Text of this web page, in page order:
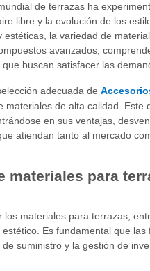
de terrazas ha
libre y la evolución de los
estéticas, la variedad de
avanzados,
buscan satisfacer las
adecuada de
materiales de alta calidad.
en sus ventajas,
atiendan tanto al mercado
materiales para
los materiales para terrazas,
Es fundamental que
suministro y la gestión de